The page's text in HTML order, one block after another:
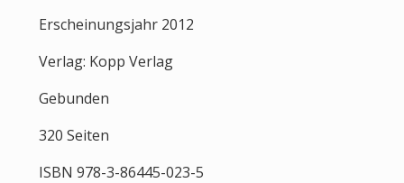
Erscheinungsjahr 2012
Verlag: Kopp Verlag
Gebunden
320 Seiten
ISBN 978-3-86445-023-5